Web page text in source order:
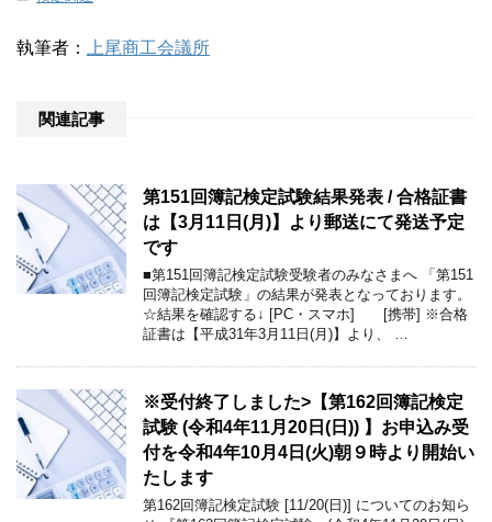
執筆者： 上尾商工会議所
関連記事
第151回簿記検定試験結果発表 / 合格証書
は【3月11日(月)】より郵送にて発送予定
です
■第151回簿記検定試験受験者のみなさまへ 「第151
回簿記検定試験」の結果が発表となっております。
☆結果を確認する↓ [PC・スマホ] [携帯] ※合格
証書は【平成31年3月11日(月)】より、 …
※受付終了しました>【第162回簿記検定
試験 (令和4年11月20日(日)) 】お申込み受
付を令和4年10月4日(火)朝９時より開始い
たします
第162回簿記検定試験 [11/20(日)] についてのお知ら